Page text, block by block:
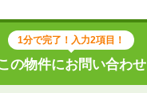
1分で完了！入力2項目！
の物件にお問い合わせ